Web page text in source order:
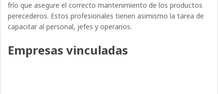
frío que asegure el correcto mantenimiento de los productos
perecederos. Estos profesionales tienen asimismo la tarea de
capacitar al personal, jefes y operarios.
Empresas vinculadas